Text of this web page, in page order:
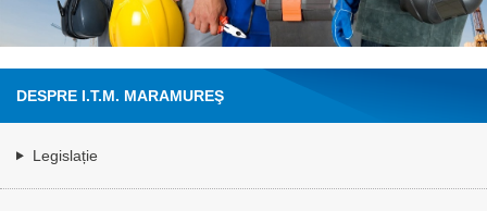
DESPRE I.T.M. MARAMUREŞ
Legislație